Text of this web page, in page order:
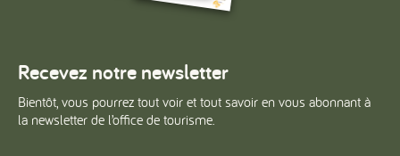
Recevez notre newsletter
Bientôt, vous pourrez tout voir et tout savoir en vous abonnant à
la newsletter de l’office de tourisme.